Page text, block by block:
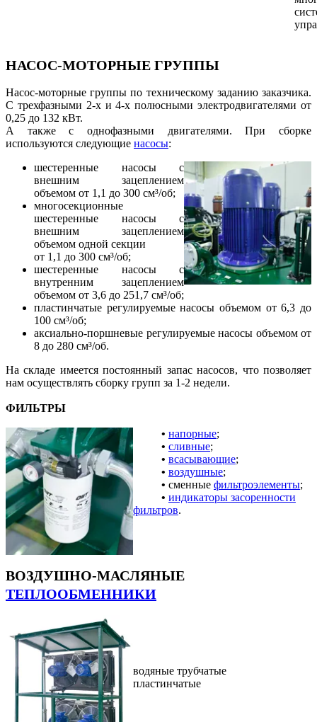
НАСОС-МОТОРНЫЕ ГРУППЫ
Насос-моторные группы по техническому заданию заказчика.
С трехфазными 2-х и 4-х полюсными электродвигателями от
0,25 до 132 кВт.
А также с однофазными двигателями. При сборке
используются следующие насосы:
шестеренные насосы с
внешним зацеплением
объемом от 1,1 до 300 см³/об;
многосекционные
шестеренные насосы с
внешним зацеплением
объемом одной секции
от 1,1 до 300 см³/об;
шестеренные насосы с
внутренним зацеплением
объемом от 3,6 до 251,7 см³/об;
пластинчатые регулируемые насосы объемом от 6,3 до
100 см³/об;
аксиально-поршневые регулируемые насосы объемом от
8 до 280 см³/об.
На складе имеется постоянный запас насосов, что позволяет
нам осуществлять сборку групп за 1-2 недели.
ФИЛЬТРЫ
• напорные;
• сливные;
• всасывающие;
• воздушные;
• сменные фильтроэлементы;
• индикаторы засоренности
фильтров.
ВОЗДУШНО-МАСЛЯНЫЕ
ТЕПЛООБМЕННИКИ
водяные трубчатые
пластинчатые